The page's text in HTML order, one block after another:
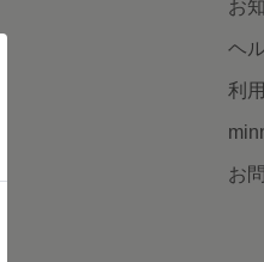
お
ヘ
利
お